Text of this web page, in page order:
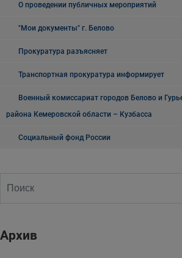
О проведении публичных мероприятий
"Мои документы" г. Белово
Прокуратура разъясняет
Транспортная прокуратура информирует
Военный комиссариат городов Белово и
района Кемеровской области – Кузбасса
Социальный фонд России
Архив